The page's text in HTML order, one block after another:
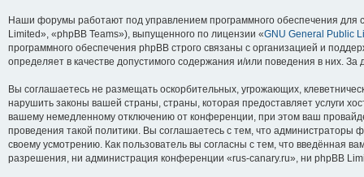
Наши форумы работают под управлением программного обеспечения
Limited», «phpBB Teams»), выпущенного по лицензии «GNU General Public
программного обеспечения phpBB строго связаны с организацией и
определяет в качестве допустимого содержания и/или поведения в них.
Вы соглашаетесь не размещать оскорбительных, угрожающих,
нарушить законы вашей страны, страны, которая предоставляет услуги
вашему немедленному отключению от конференции, при этом ваш
проведения такой политики. Вы соглашаетесь с тем, что
своему усмотрению. Как пользователь вы согласны с тем, что введённая
разрешения, ни администрация конференции «rus-canary.ru», ни phpBB